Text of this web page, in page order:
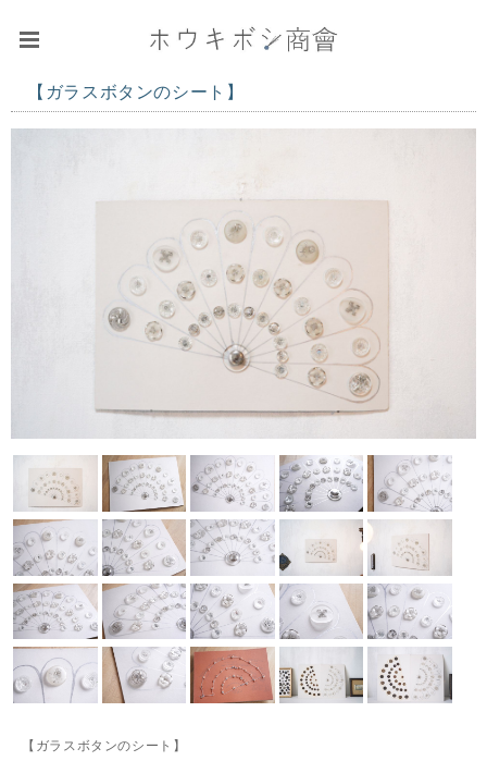
【ガラスボタンのシート】
【ガラスボタンのシート】